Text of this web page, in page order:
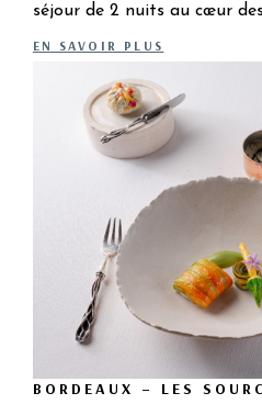
séjour de 2 nuits au cœur
EN SAVOIR PLUS
BORDEAUX – LES